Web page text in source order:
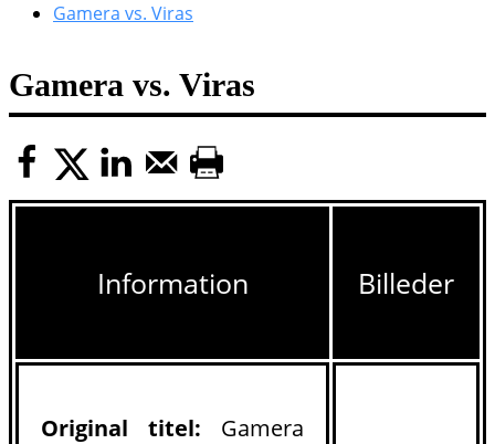
Gamera vs. Viras
Gamera vs. Viras
Information Billeder
Original titel: Gamera